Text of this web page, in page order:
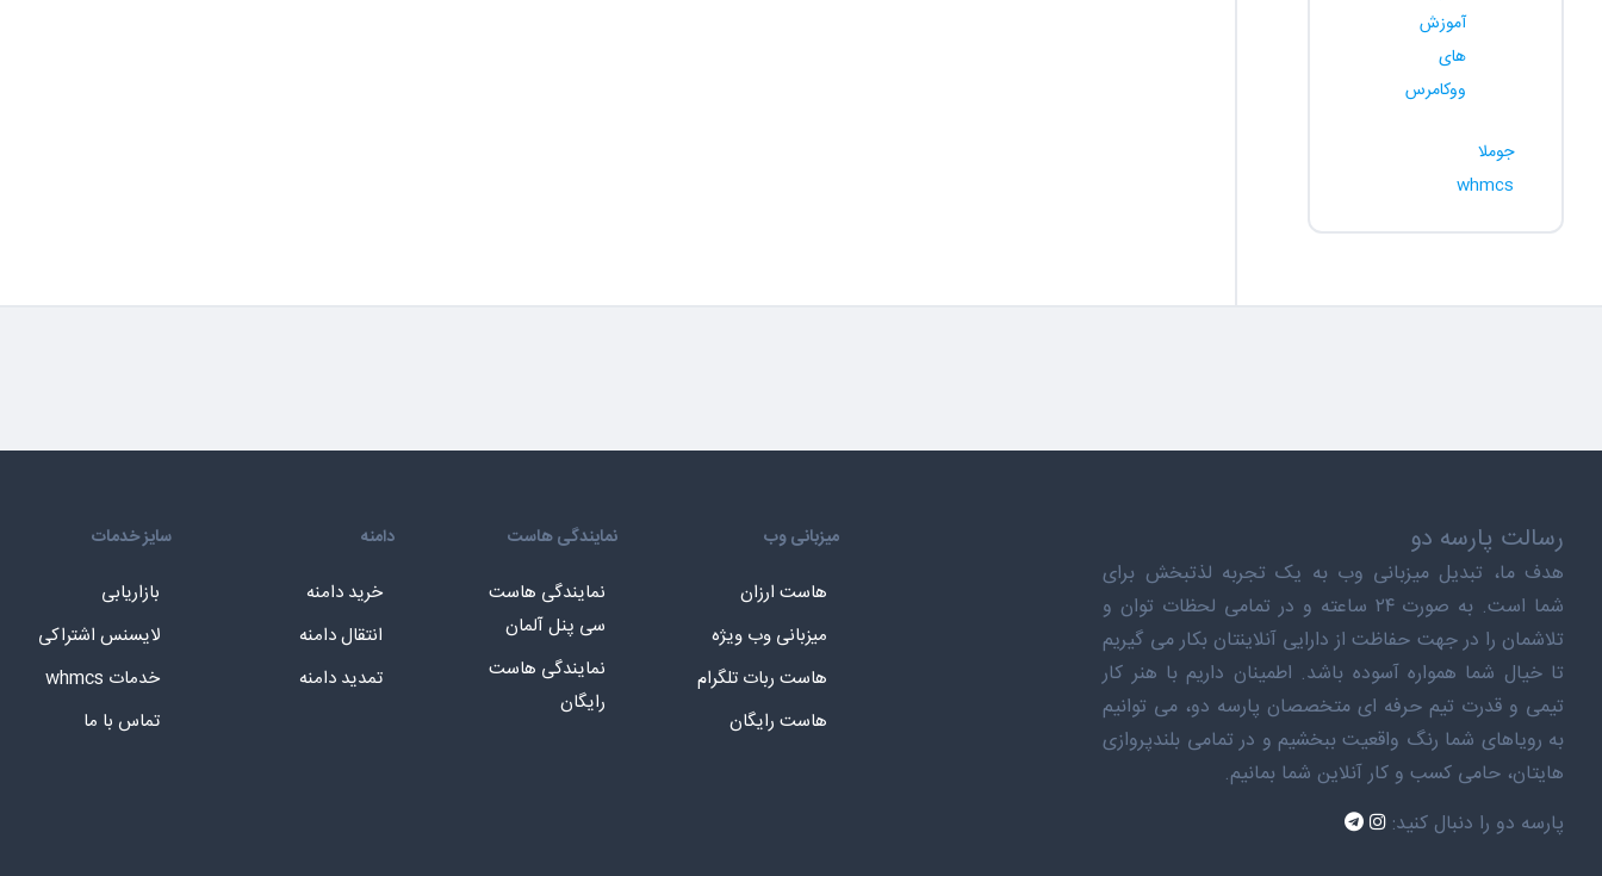
آموزش
های
ووکامرس
جوملا
whmcs
رسالت پارسه دو
هدف ما، تبدیل میزبانی وب به یک تجربه لذتبخش برای
شما است. به صورت ۲۴ ساعته و در تمامی لحظات توان و
تلاشمان را در جهت حفاظت از دارایی آنلاینتان بکار می گیریم
تا خیال شما همواره آسوده باشد. اطمینان داریم با هنر کار
تیمی و قدرت تیم حرفه ای متخصصان پارسه دو، می توانیم
به رویاهای شما رنگ واقعیت ببخشیم و در تمامی بلندپروازی
هایتان، حامی کسب و کار آنلاین شما بمانیم.
پارسه دو را دنبال کنید:
میزبانی وب
هاست ارزان
میزبانی وب ویژه
هاست ربات تلگرام
هاست رایگان
نمایندگی هاست
نمایندگی هاست
سی پنل آلمان
نمایندگی هاست
رایگان
دامنه
خرید دامنه
انتقال دامنه
تمدید دامنه
سایز خدمات
بازاریابی
لایسنس اشتراکی
خدمات whmcs
تماس با ما